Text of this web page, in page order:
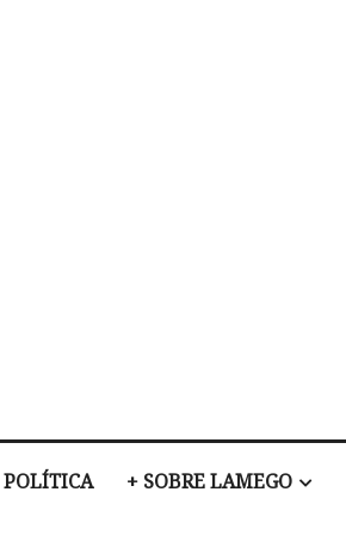
POLÍTICA + SOBRE LAMEGO